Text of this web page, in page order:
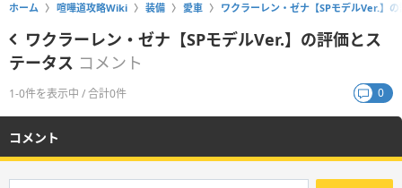
ホーム 喧嘩道攻略Wiki 装備 愛車 ワクラーレン・ゼナ【SPモデルVer.】
ワクラーレン・ゼナ【SPモデルVer.】の評価とス
テータス コメント
1-0件を表示中 / 合計0件 0
コメント